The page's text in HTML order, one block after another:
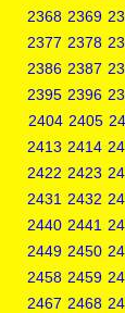
2368 2369
2377 2378
2386 2387
2395 2396
2404 2405
2413 2414
2422 2423
2431 2432
2440 2441
2449 2450
2458 2459
2467 2468